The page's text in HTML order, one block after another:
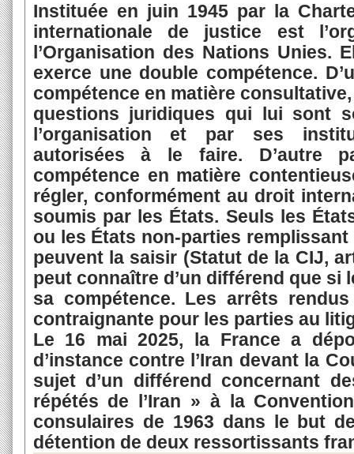
Instituée en juin 1945 par la
internationale de justice est
l’Organisation des Nations Unies.
exerce une double compétence.
compétence en matière
questions juridiques qui lui sont
l’organisation et par ses
autorisées à le faire. D’autre
compétence en matière
régler, conformément au droit
soumis par les États. Seuls les
ou les États non-parties
peuvent la saisir (Statut de la CIJ,
peut connaître d’un différend que si
sa compétence. Les arrêts
contraignante pour les parties au
Le 16 mai 2025, la France a
d’instance contre l’Iran devant la
sujet d’un différend concernant
répétés de l’Iran » à la
consulaires de 1963 dans le but
détention de deux ressortissants